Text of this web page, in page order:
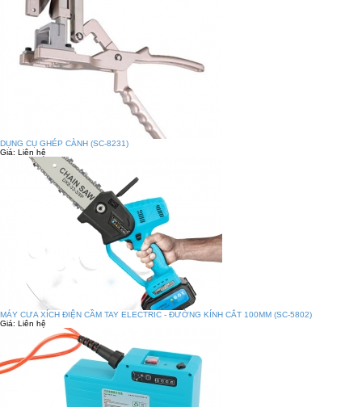
DỤNG CỤ GHÉP CÀNH (SC-8231)
Giá: Liên hệ
MÁY CƯA XÍCH ĐIỆN CẦM TAY ELECTRIC - ĐƯỜNG KÍNH CẮT 100MM (SC-5802)
Giá: Liên hệ